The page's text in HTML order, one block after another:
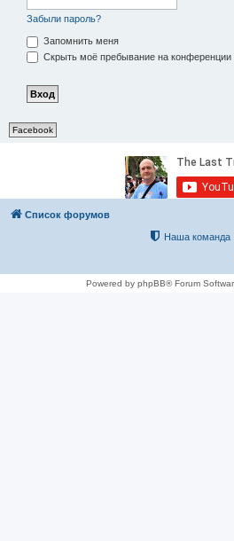
Забыли пароль?
Запомнить меня
Скрыть моё пребывание на конференции
Facebook
Список форумов
Наша команда
Powered by phpBB® Forum